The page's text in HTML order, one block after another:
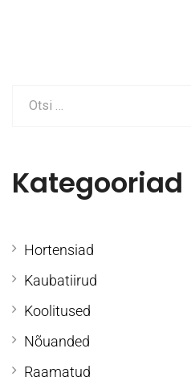
Kategooriad
Hortensiad
Kaubatiirud
Koolitused
Nõuanded
Raamatud